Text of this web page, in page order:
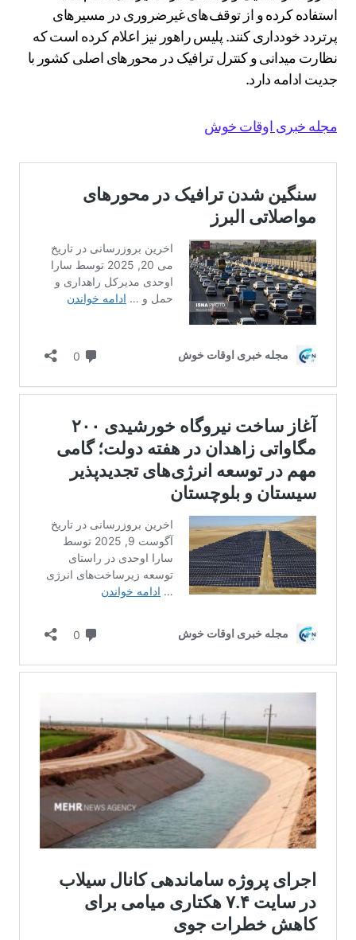
استفاده کرده و از توقف‌های غیرضروری در مسیرهای
پرتردد خودداری کنند. پلیس راهور نیز اعلام کرده است که
نظارت میدانی و کنترل ترافیک در محورهای اصلی کشور با
جدیت ادامه دارد.
مجله خبری اوقات خوش